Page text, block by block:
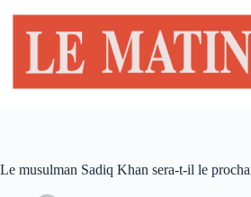
contenu
Le musulman Sadiq Khan sera-t-il le